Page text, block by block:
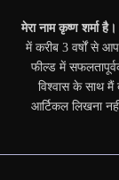
मेरा नाम कृष्ण शर्मा है।
में करीब 3 वर्षों से
फील्ड में
विश्वास के साथ मैं
आर्टिकल लिखना